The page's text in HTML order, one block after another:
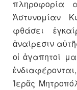
πληροφορία
Ἀστυνομίαν
φθάσει
ἀναίρεσιν
οἱ ἀγαπητοί
Ἱερᾶς